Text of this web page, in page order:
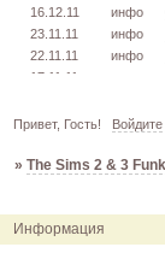
16.12.11
инфо
23.11.11
инфо
22.11.11
инфо
17.11.11
15.11.11
урок
03.10.11
инфо
12.04.11
Привет, Гость! Войдите
»The Sims 2 & 3
Информация